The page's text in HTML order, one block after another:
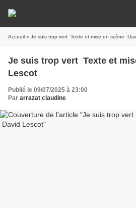
Accueil » Je suis trop vert Texte et mise en scène
Je suis trop vert Texte et
Lescot
Publié le 09/07/2025 à 23:00
Par arrazat claudine